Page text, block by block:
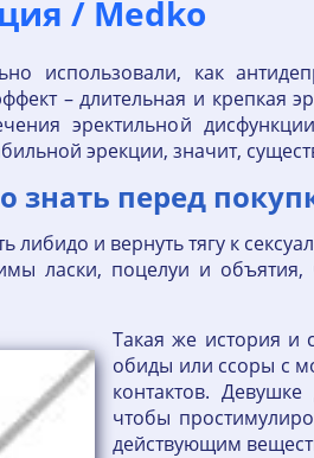
/ Medko
использовали, как
– длительная и крепкая
эректильной
эрекции, значит,
знать перед
и вернуть тягу к
ласки, поцелуи и
Такая же история
обиды или ссоры с
контактов.
чтобы
действующим